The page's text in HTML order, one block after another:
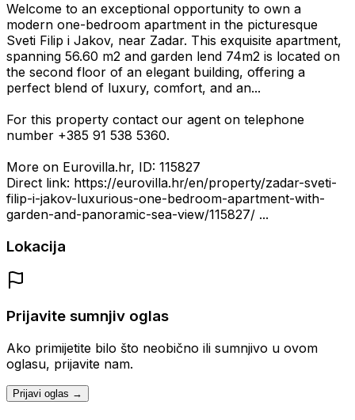
Welcome to an exceptional opportunity to own a
modern one-bedroom apartment in the picturesque
Sveti Filip i Jakov, near Zadar. This exquisite apartment,
spanning 56.60 m2 and garden lend 74m2 is located on
the second floor of an elegant building, offering a
perfect blend of luxury, comfort, and an...
For this property contact our agent on telephone
number +385 91 538 5360.
More on Eurovilla.hr, ID: 115827
Direct link: https://eurovilla.hr/en/property/zadar-sveti-
filip-i-jakov-luxurious-one-bedroom-apartment-with-
garden-and-panoramic-sea-view/115827/ ...
Lokacija
Prijavite sumnjiv oglas
Ako primijetite bilo što neobično ili sumnjivo u ovom
oglasu, prijavite nam.
Prijavi oglas →